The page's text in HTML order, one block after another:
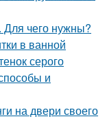
Для чего нужны?
в ванной
серого
и
на двери своего